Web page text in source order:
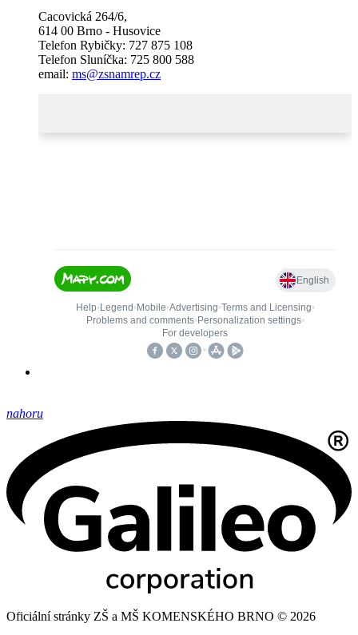
Cacovická 264/6,
614 00 Brno - Husovice
Telefon Rybičky: 727 875 108
Telefon Sluníčka: 725 800 588
email: ms@zsnamrep.cz
nahoru
Oficiální stránky ZŠ a MŠ KOMENSKÉHO BRNO © 2026